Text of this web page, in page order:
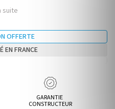
suite
OFFERTE
EN FRANCE
GARANTIE
CONSTRUCTEUR